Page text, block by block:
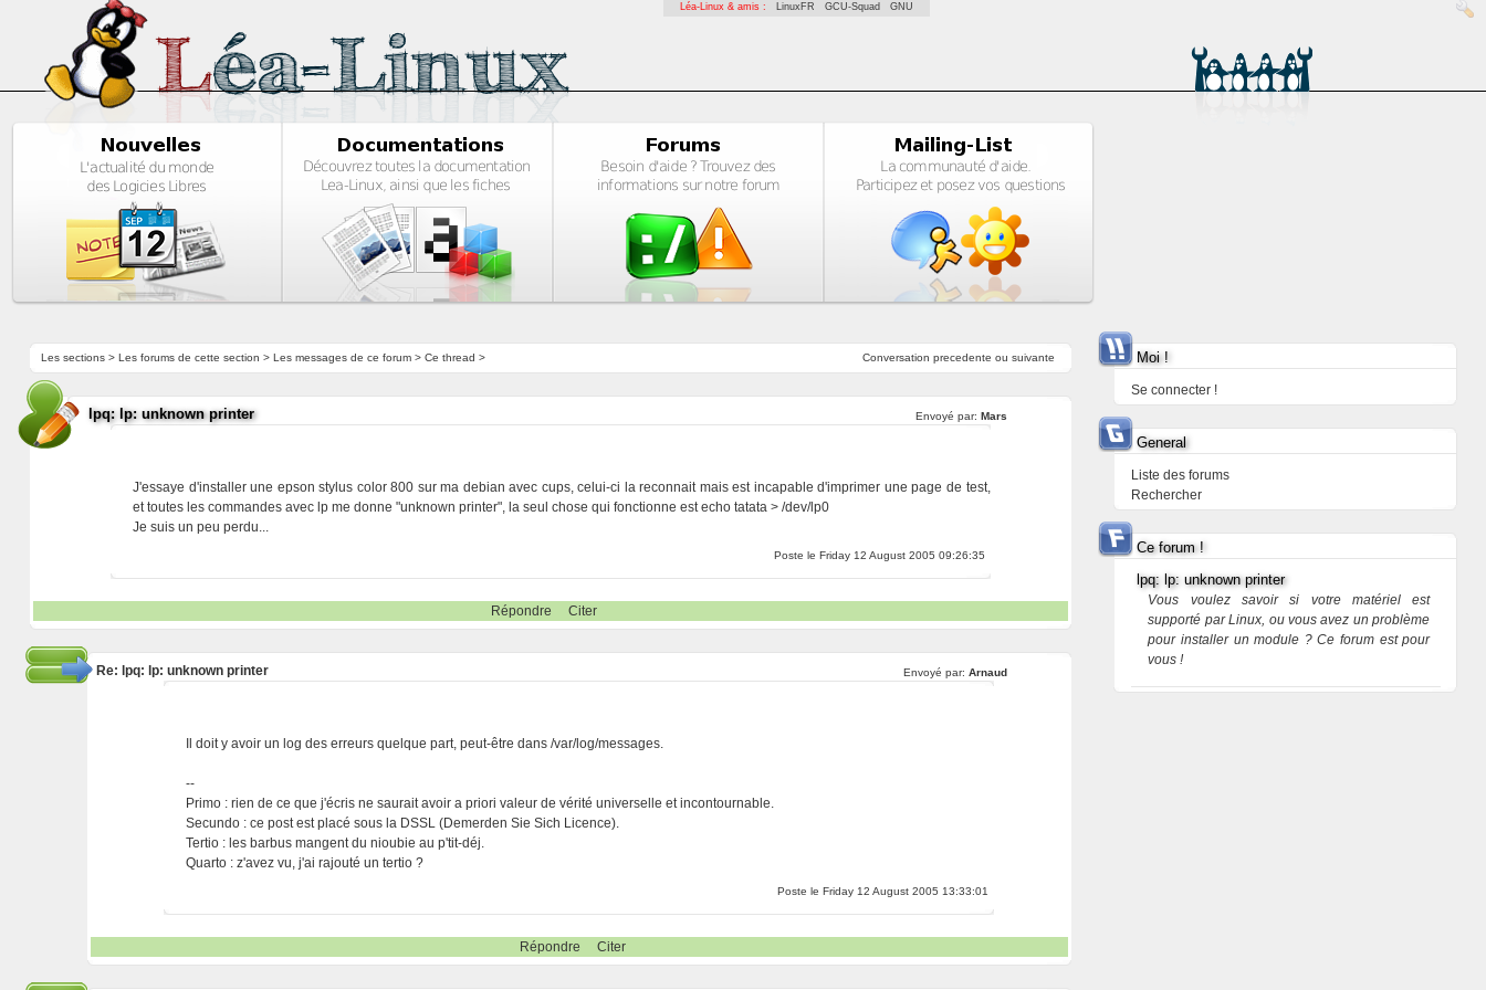
Léa-Linux & amis : LinuxFR GCU-Squad GNU
Conversation precedente ou suivante
Les sections> Les forums de cette section > Les messages de ce forum> Ce thread >
lpq: lp: unknown printer Envoyé par: Mars
J'essaye d'installer une epson stylus color 800 sur ma debian avec cups, celui-ci la reconnait mais est incapable d'imprimer une page de test,
et toutes les commandes avec lp me donne "unknown printer", la seul chose qui fonctionne est echo tatata > /dev/lp0
Je suis un peu perdu...
Poste le Friday 12 August 2005 09:26:35
Répondre Citer
Re: lpq: lp: unknown printer Envoyé par: Arnaud
Il doit y avoir un log des erreurs quelque part, peut-être dans /var/log/messages.
--
Primo : rien de ce que j'écris ne saurait avoir a priori valeur de vérité universelle et incontournable.
Secundo : ce post est placé sous la DSSL (Demerden Sie Sich Licence).
Tertio : les barbus mangent du nioubie au p'tit-déj.
Quarto : z'avez vu, j'ai rajouté un tertio ?
Poste le Friday 12 August 2005 13:33:01
Répondre Citer
Moi !
Se connecter !
General
Liste des forums
Rechercher
Ce forum !
lpq: lp: unknown printer
Vous voulez savoir si votre matériel est
supporté par Linux, ou vous avez un problème
pour installer un module ? Ce forum est pour
vous !